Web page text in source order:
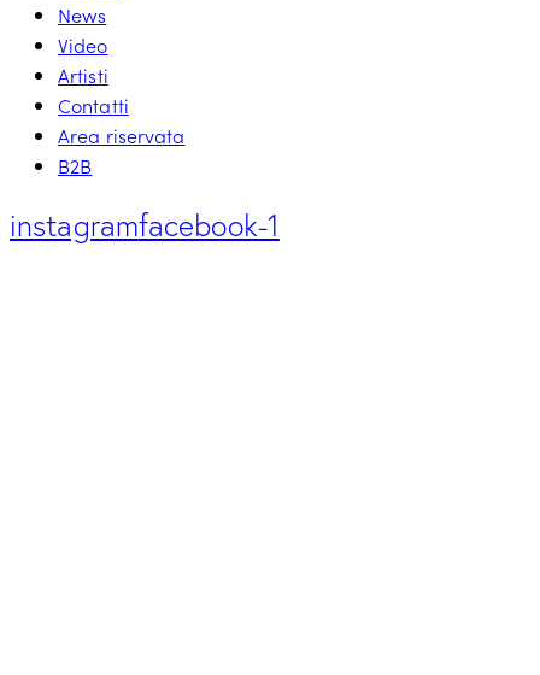
News
Video
Artisti
Contatti
Area riservata
B2B
instagramfacebook-1